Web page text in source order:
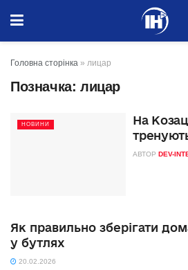
Головна сторінка » лицар
Позначка: лицар
НОВИНИ
На
АВТОР DEV-
Як правильно зберігати
у бутлях
20.02.2026